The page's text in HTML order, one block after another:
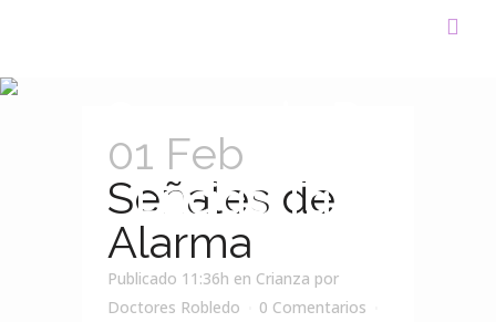
Encias Tag
01 Feb
Señales de
Alarma
Publicado 11:36h en Crianza por
Doctores Robledo
0 Comentarios